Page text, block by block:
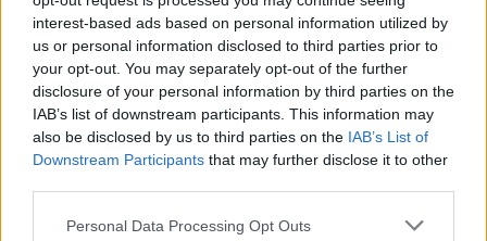
interest-based ads based on personal information utilized by
us or personal information disclosed to third parties prior to
your opt-out. You may separately opt-out of the further
disclosure of your personal information by third parties on the
IAB’s list of downstream participants. This information may
also be disclosed by us to third parties on the IAB’s List of
Downstream Participants that may further disclose it to other
Please note that this website/app uses one or more Google
Personal Data Processing Opt Outs
Email
Hirdetés